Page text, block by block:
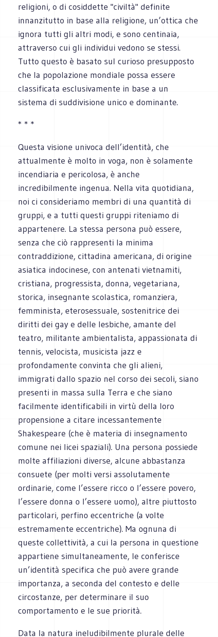
religioni, o di cosiddette "civiltà" definite
innanzitutto in base alla religione, un’ottica che
ignora tutti gli altri modi, e sono centinaia,
attraverso cui gli individui vedono se stessi.
Tutto questo è basato sul curioso presupposto
che la popolazione mondiale possa essere
classificata esclusivamente in base a un
sistema di suddivisione unico e dominante.
* * *
Questa visione univoca dell’identità, che
attualmente è molto in voga, non è solamente
incendiaria e pericolosa, è anche
incredibilmente ingenua. Nella vita quotidiana,
noi ci consideriamo membri di una quantità di
gruppi, e a tutti questi gruppi riteniamo di
appartenere. La stessa persona può essere,
senza che ciò rappresenti la minima
contraddizione, cittadina americana, di origine
asiatica indocinese, con antenati vietnamiti,
cristiana, progressista, donna, vegetariana,
storica, insegnante scolastica, romanziera,
femminista, eterosessuale, sostenitrice dei
diritti dei gay e delle lesbiche, amante del
teatro, militante ambientalista, appassionata di
tennis, velocista, musicista jazz e
profondamente convinta che gli alieni,
immigrati dallo spazio nel corso dei secoli, siano
presenti in massa sulla Terra e che siano
facilmente identificabili in virtù della loro
propensione a citare incessantemente
Shakespeare (che è materia di insegnamento
comune nei licei spaziali). Una persona possiede
molte affiliazioni diverse, alcune abbastanza
consuete (per molti versi assolutamente
ordinarie, come l’essere ricco o l’essere povero,
l’essere donna o l’essere uomo), altre piuttosto
particolari, perfino eccentriche (a volte
estremamente eccentriche). Ma ognuna di
queste collettività, a cui la persona in questione
appartiene simultaneamente, le conferisce
un’identità specifica che può avere grande
importanza, a seconda del contesto e delle
circostanze, per determinare il suo
comportamento e le sue priorità.
Data la natura ineludibilmente plurale delle